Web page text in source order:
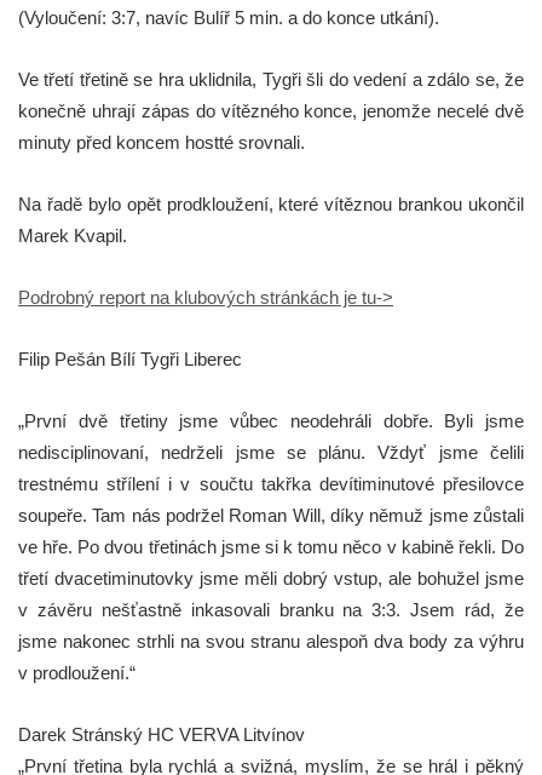
(Vyloučení: 3:7, navíc Bulíř 5 min. a do konce utkání).
Ve třetí třetině se hra uklidnila, Tygři šli do vedení a zdálo se, že
konečně uhrají zápas do vítězného konce, jenomže necelé dvě
minuty před koncem hostté srovnali.
Na řadě bylo opět prodkloužení, které vítěznou brankou ukončil
Marek Kvapil.
Podrobný report na klubových stránkách je tu->
Filip Pešán Bílí Tygři Liberec
„První dvě třetiny jsme vůbec neodehráli dobře. Byli jsme
nedisciplinovaní, nedrželi jsme se plánu. Vždyť jsme čelili
trestnému střílení i v součtu takřka devítiminutové přesilovce
soupeře. Tam nás podržel Roman Will, díky němuž jsme zůstali
ve hře. Po dvou třetinách jsme si k tomu něco v kabině řekli. Do
třetí dvacetiminutovky jsme měli dobrý vstup, ale bohužel jsme
v závěru nešťastně inkasovali branku na 3:3. Jsem rád, že
jsme nakonec strhli na svou stranu alespoň dva body za výhru
v prodloužení.“
Darek Stránský HC VERVA Litvínov
„První třetina byla rychlá a svižná, myslím, že se hrál i pěkný